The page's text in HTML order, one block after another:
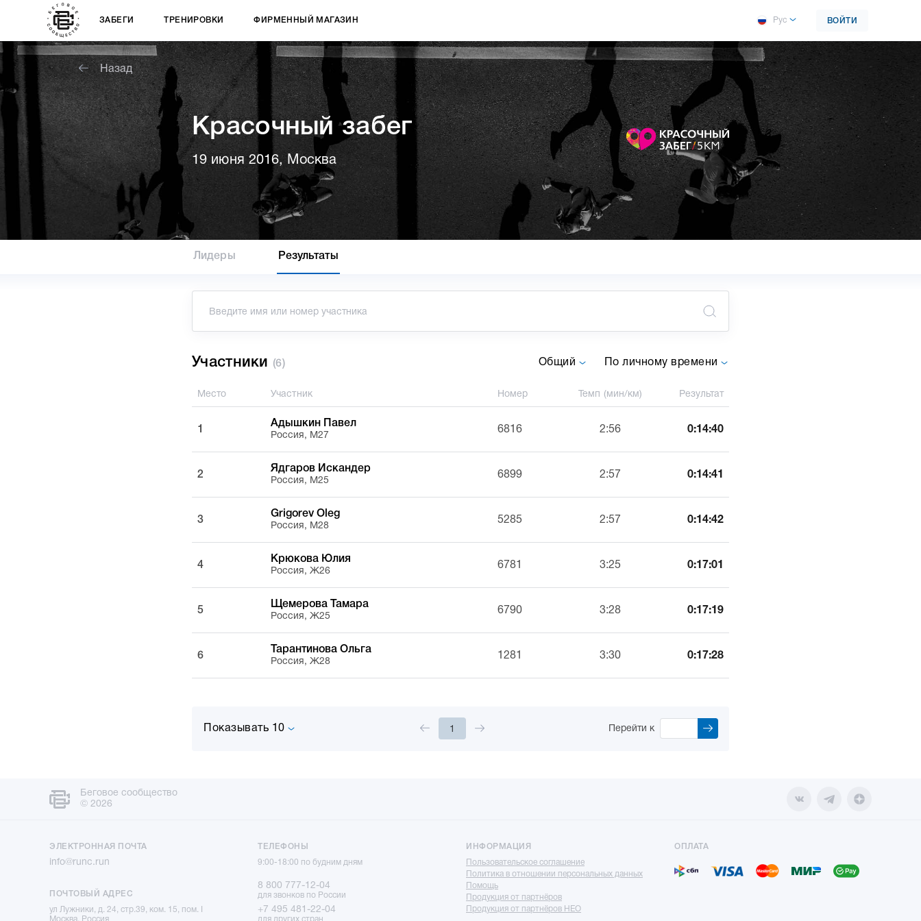
ЗАБЕГИ ТРЕНИРОВКИ ФИРМЕННЫЙ МАГАЗИН Рус ВОЙТИ
Назад
Красочный забег
19 июня 2016, Москва
Лидеры Результаты
Участники (6) Общий По личному времени
Место Участник Номер Темп (мин/км) Результат
1
Адышкин Павел
Россия, М27
6816 2:56 0:14:40
2
Ядгаров Искандер
Россия, М25
6899 2:57 0:14:41
3
Grigorev Oleg
Россия, М28
5285 2:57 0:14:42
4
Крюкова Юлия
Россия, Ж26
6781 3:25 0:17:01
5
Щемерова Тамара
Россия, Ж25
6790 3:28 0:17:19
6
Тарантинова Ольга
Россия, Ж28
1281 3:30 0:17:28
Показывать 10 1 Перейти к
Беговое сообщество
© 2026
ЭЛЕКТРОННАЯ ПОЧТА
info@runc.run
ПОЧТОВЫЙ АДРЕС
ул Лужники, д. 24, стр.39, ком. 15, пом. I
Москва, Россия
ТЕЛЕФОНЫ
9:00-18:00 по будним дням
8 800 777-12-04
для звонков по России
+7 495 481-22-04
для других стран
ИНФОРМАЦИЯ
Пользовательское соглашение
Политика в отношении персональных данных
Помощь
Продукция от партнёров
Продукция от партнёров НЕО
ОПЛАТА